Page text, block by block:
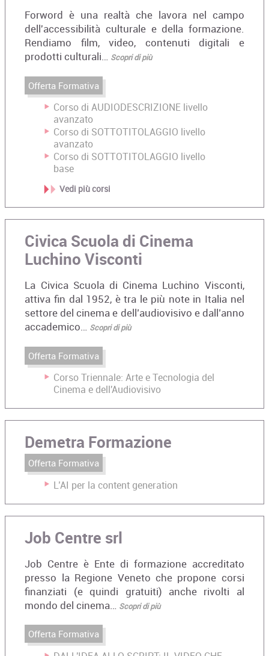
Forword è una realtà che lavora nel campo
dell'accessibilità culturale e della formazione.
Rendiamo film, video, contenuti digitali e
prodotti culturali… Scopri di più
Offerta Formativa
Corso di AUDIODESCRIZIONE livello
avanzato
Corso di SOTTOTITOLAGGIO livello
avanzato
Corso di SOTTOTITOLAGGIO livello
base
Vedi più corsi
Civica Scuola di Cinema
Luchino Visconti
La Civica Scuola di Cinema Luchino Visconti,
attiva fin dal 1952, è tra le più note in Italia nel
settore del cinema e dell’audiovisivo e dall’anno
accademico… Scopri di più
Offerta Formativa
Corso Triennale: Arte e Tecnologia del
Cinema e dell'Audiovisivo
Demetra Formazione
Offerta Formativa
L’AI per la content generation
Job Centre srl
Job Centre è Ente di formazione accreditato
presso la Regione Veneto che propone corsi
finanziati (e quindi gratuiti) anche rivolti al
mondo del cinema… Scopri di più
Offerta Formativa